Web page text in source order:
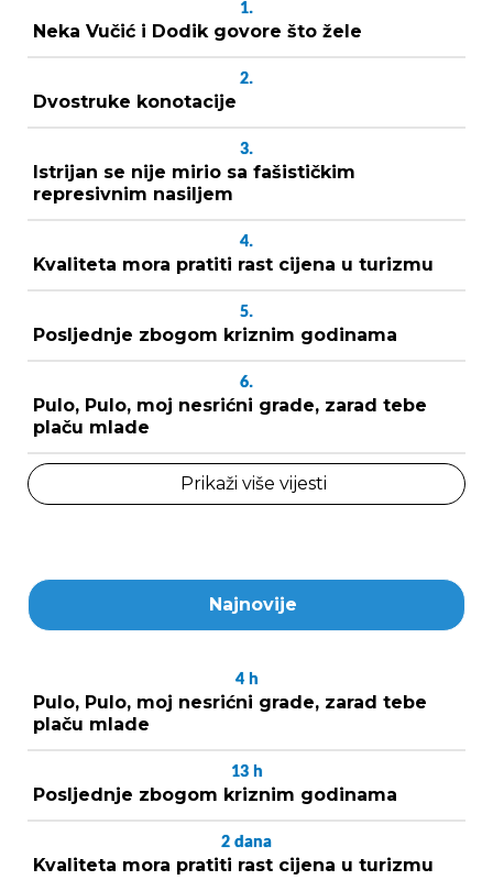
1.
Neka Vučić i Dodik govore što žele
2.
Dvostruke konotacije
3.
Istrijan se nije mirio sa fašističkim
represivnim nasiljem
4.
Kvaliteta mora pratiti rast cijena u turizmu
5.
Posljednje zbogom kriznim godinama
6.
Pulo, Pulo, moj nesrićni grade, zarad tebe
plaču mlade
Prikaži više vijesti
Najnovije
4 h
Pulo, Pulo, moj nesrićni grade, zarad tebe
plaču mlade
13 h
Posljednje zbogom kriznim godinama
2 dana
Kvaliteta mora pratiti rast cijena u turizmu